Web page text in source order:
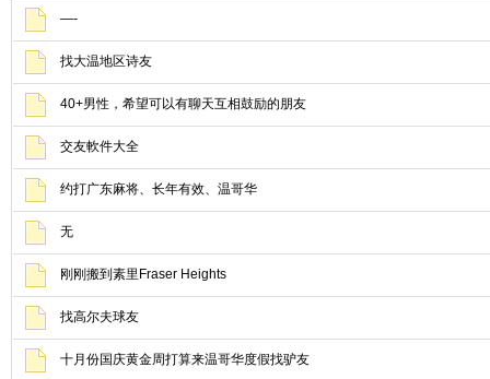
—-
找大温地区诗友
40+男性，希望可以有聊天互相鼓励的朋友
交友軟件大全
约打广东麻将、长年有效、温哥华
无
刚刚搬到素里Fraser Heights
找高尔夫球友
十月份国庆黄金周打算来温哥华度假找驴友